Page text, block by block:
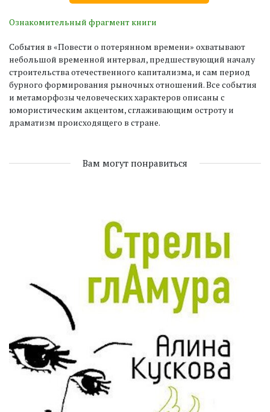
Ознакомительный фрагмент книги
События в «Повести о потерянном времени» охватывают
небольшой временной интервал, предшествующий началу
строительства отечественного капитализма, и сам период
бурного формирования рыночных отношений. Все события
и метаморфозы человеческих характеров описаны с
юмористическим акцентом, сглаживающим остроту и
драматизм происходящего в стране.
Вам могут понравиться